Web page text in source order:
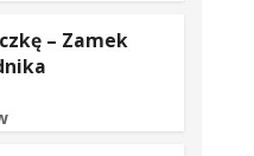
– Zamek